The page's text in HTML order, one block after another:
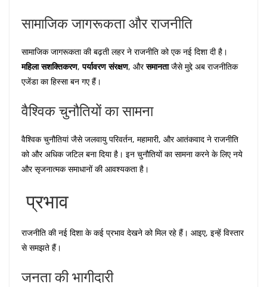
सामाजिक जागरूकता और राजनीति
सामाजिक जागरूकता की बढ़ती लहर ने राजनीति को एक नई दिशा दी है।
महिला सशक्तिकरण,पर्यावरण संरक्षण, औरसमानताजैसे मुद्दे अब राजनीतिक
एजेंडा का हिस्सा बन गए हैं।
वैश्विक चुनौतियों का सामना
वैश्विक चुनौतियां जैसे जलवायु परिवर्तन, महामारी, और आतंकवाद ने राजनीति
को और अधिक जटिल बना दिया है। इन चुनौतियों का सामना करने के लिए नये
और सृजनात्मक समाधानों की आवश्यकता है।
प्रभाव
राजनीति की नई दिशा के कई प्रभाव देखने को मिल रहे हैं। आइए, इन्हें विस्तार
से समझते हैं।
जनता की भागीदारी